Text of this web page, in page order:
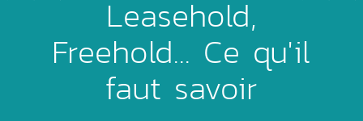
Leasehold,
Freehold... Ce qu'il
faut savoir